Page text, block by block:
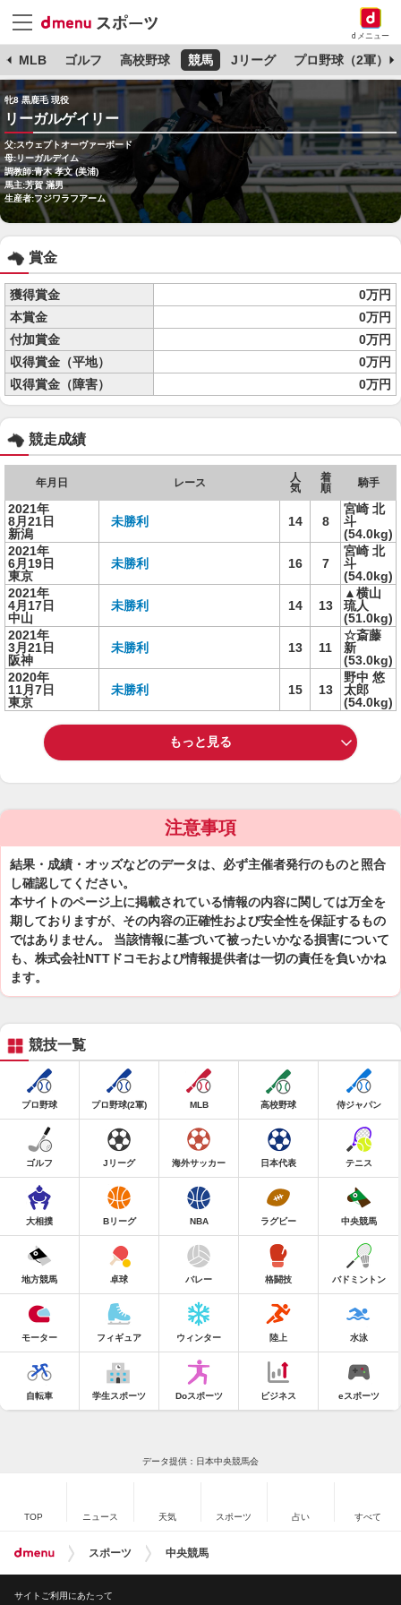
dメニュー
MLB ゴルフ 高校野球 競馬 Jリーグ プロ野球（2軍）
牝8 黒鹿毛 現役
リーガルゲイリー
父:スウェプトオーヴァーボード
母:リーガルデイム
調教師:青木 孝文 (美浦)
馬主:芳賀 滿男
生産者:フジワラフアーム
賞金
獲得賞金
0万円
本賞金
0万円
付加賞金
0万円
収得賞金（平地）
0万円
収得賞金（障害）
0万円
競走成績
年月日 レース
人
気
着
順
騎手
2021年
8月21日
新潟
未勝利 14 8
宮崎 北
斗
(54.0kg)
2021年
6月19日
東京
未勝利 16 7
宮崎 北
斗
(54.0kg)
2021年
4月17日
中山
未勝利 14 13
▲横山
琉人
(51.0kg)
2021年
3月21日
阪神
未勝利 13 11
☆斎藤
新
(53.0kg)
2020年
11月7日
東京
未勝利 15 13
野中 悠
太郎
(54.0kg)
もっと見る
注意事項
結果・成績・オッズなどのデータは、必ず主催者発行のものと照合
し確認してください。
本サイトのページ上に掲載されている情報の内容に関しては万全を
期しておりますが、その内容の正確性および安全性を保証するもの
ではありません。 当該情報に基づいて被ったいかなる損害について
も、株式会社NTTドコモおよび情報提供者は一切の責任を負いかね
ます。
競技一覧
プロ野球 プロ野球(2軍) MLB 高校野球 侍ジャパン
ゴルフ Jリーグ 海外サッカー 日本代表 テニス
大相撲 Bリーグ NBA ラグビー 中央競馬
地方競馬 卓球 バレー 格闘技 バドミントン
モーター フィギュア ウィンター 陸上 水泳
自転車 学生スポーツ Doスポーツ ビジネス eスポーツ
データ提供：日本中央競馬会
TOP ニュース 天気 スポーツ 占い すべて
スポーツ 中央競馬
サイトご利用にあたって